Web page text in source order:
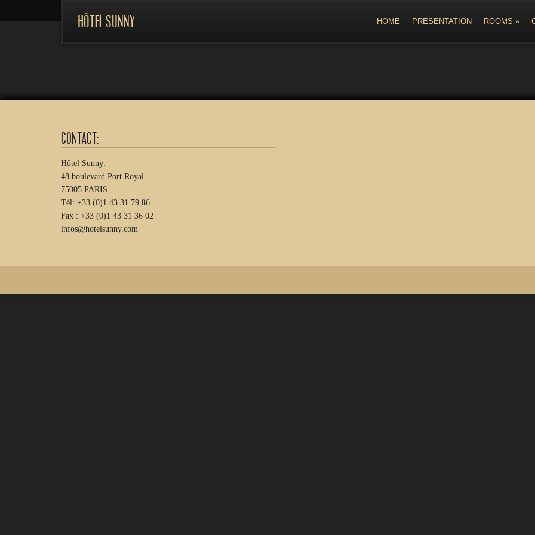
Hôtel Sunny HOME PRESENTATION ROOMS »
Contact:
Hôtel Sunny:
48 boulevard Port Royal
75005 PARIS
Tél: +33 (0)1 43 31 79 86
Fax : +33 (0)1 43 31 36 02
infos@hotelsunny.com